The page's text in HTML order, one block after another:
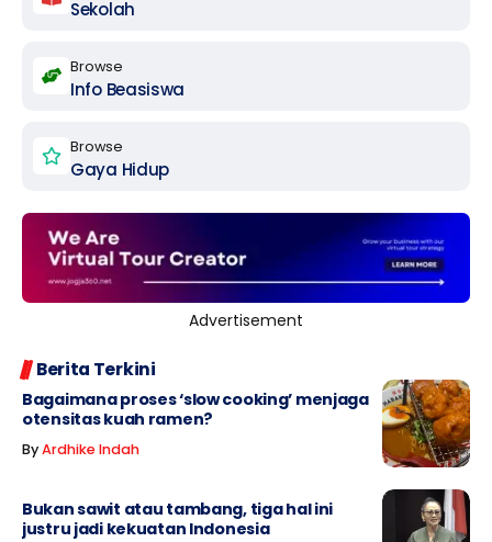
Sekolah
Browse
Info Beasiswa
Browse
Gaya Hidup
Advertisement
Berita Terkini
Bagaimana proses ‘slow cooking’ menjaga
otensitas kuah ramen?
ByArdhike Indah
Bukan sawit atau tambang, tiga hal ini
justru jadi kekuatan Indonesia